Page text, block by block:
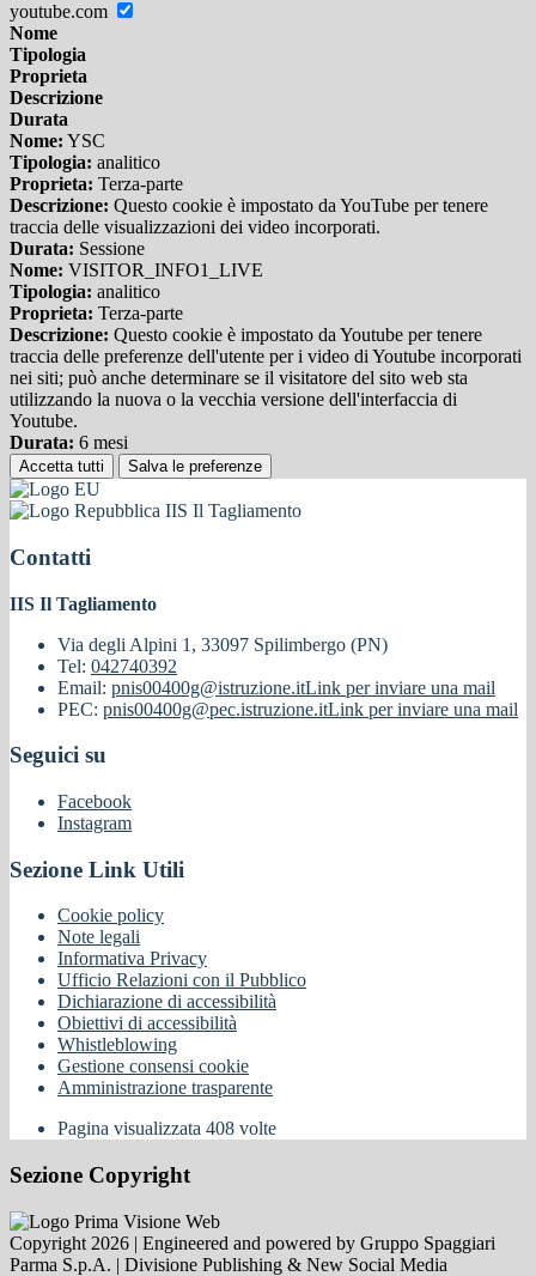
youtube.com
Nome
Tipologia
Proprieta
Descrizione
Durata
Nome: YSC
Tipologia: analitico
Proprieta: Terza-parte
Descrizione: Questo cookie è impostato da YouTube per tenere
traccia delle visualizzazioni dei video incorporati.
Durata: Sessione
Nome: VISITOR_INFO1_LIVE
Tipologia: analitico
Proprieta: Terza-parte
Descrizione: Questo cookie è impostato da Youtube per tenere
traccia delle preferenze dell'utente per i video di Youtube incorporati
nei siti; può anche determinare se il visitatore del sito web sta
utilizzando la nuova o la vecchia versione dell'interfaccia di
Youtube.
Durata: 6 mesi
Accetta tutti Salva le preferenze
IIS Il Tagliamento
Contatti
IIS Il Tagliamento
Via degli Alpini 1, 33097 Spilimbergo (PN)
Tel: 042740392
Email: pnis00400g@istruzione.itLink per inviare una mail
PEC: pnis00400g@pec.istruzione.itLink per inviare una mail
Seguici su
Facebook
Instagram
Sezione Link Utili
Cookie policy
Note legali
Informativa Privacy
Ufficio Relazioni con il Pubblico
Dichiarazione di accessibilità
Obiettivi di accessibilità
Whistleblowing
Gestione consensi cookie
Amministrazione trasparente
Pagina visualizzata 408 volte
Sezione Copyright
Copyright 2026 | Engineered and powered by Gruppo Spaggiari
Parma S.p.A. | Divisione Publishing & New Social Media